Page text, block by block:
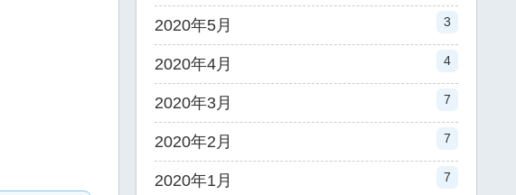
2020年5月 3
2020年4月 4
2020年3月 7
2020年2月 7
2020年1月 7